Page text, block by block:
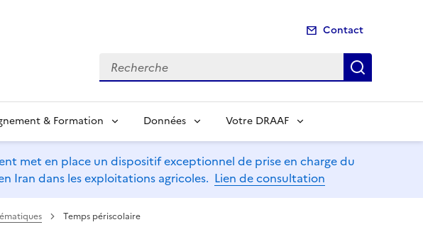
Contact
Recherche
& Formation Données Votre DRAAF
met en place un dispositif exceptionnel de prise en charge du
Iran dans les exploitations agricoles. Lien de consultation
Temps périscolaire